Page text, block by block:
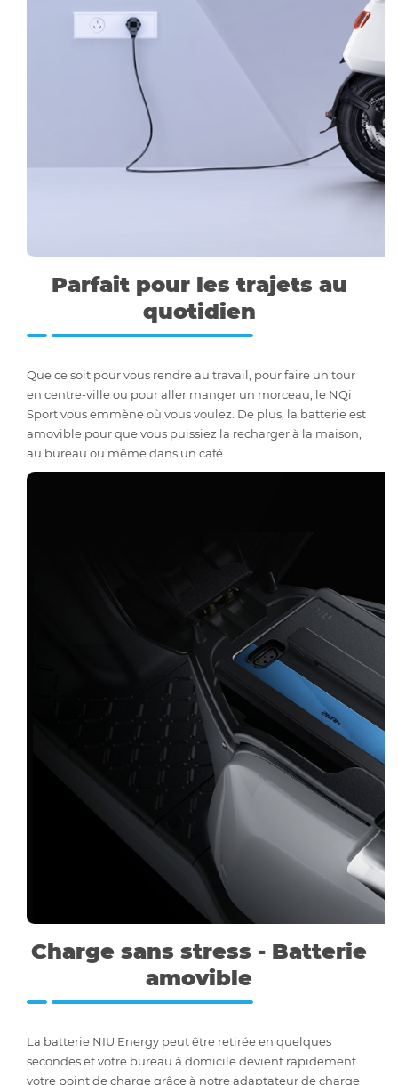
Parfait pour les trajets au
quotidien
Que ce soit pour vous rendre au travail, pour faire un tour
en centre-ville ou pour aller manger un morceau, le NQi
Sport vous emmène où vous voulez. De plus, la batterie est
amovible pour que vous puissiez la recharger à la maison,
au bureau ou même dans un café.
Charge sans stress - Batterie
amovible
La batterie NIU Energy peut être retirée en quelques
secondes et votre bureau à domicile devient rapidement
votre point de charge grâce à notre adaptateur de charge